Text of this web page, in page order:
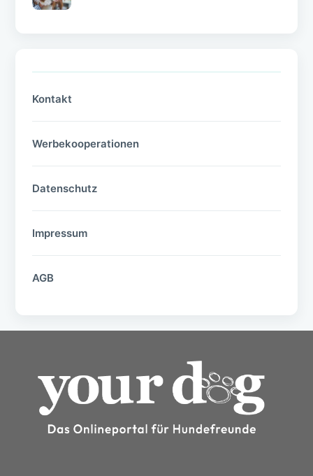
Kontakt
Werbekooperationen
Datenschutz
Impressum
AGB